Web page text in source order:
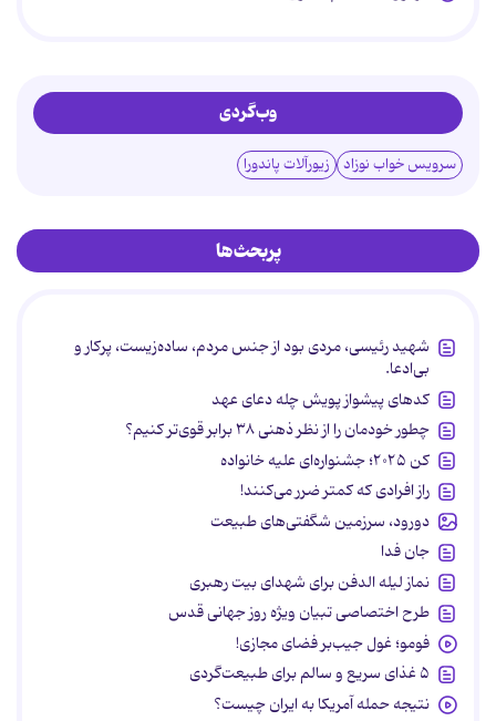
وب‌گردی
سرویس خواب نوزاد زیورآلات پاندورا
پربحث‌ها
شهید رئیسی، مردی بود از جنس مردم، ساده‌زیست، پرکار و
بی‌ادعا.
کدهای پیشواز پویش چله دعای عهد
چطور خودمان را از نظر ذهنی ۳۸ برابر قوی‌تر کنیم؟
کن ۲۰۲۵؛ جشنواره‌ای علیه خانواده
راز افرادی که کمتر ضرر می‌کنند!
دورود، سرزمین شگفتی‌های طبیعت
جان فدا
نماز لیله الدفن برای شهدای بیت رهبری
طرح اختصاصی تبیان ویژه روز جهانی قدس
فومو؛ غول جیب‌بر فضای مجازی!
۵ غذای سریع و سالم برای طبیعت‌گردی
نتیجه حمله آمریکا به ایران چیست؟